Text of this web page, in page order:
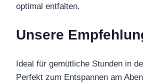
optimal entfalten.
Unsere
Ideal für gemütliche Stunden in
Perfekt zum Entspannen am